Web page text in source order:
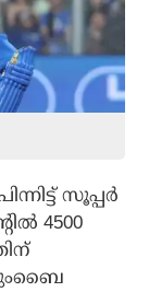
സൂപ്പര്‍
4500
മുംബൈ